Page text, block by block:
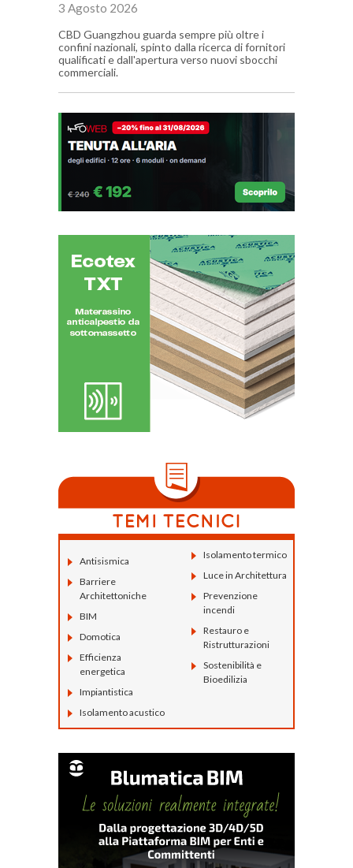
3 Agosto 2026
CBD Guangzhou guarda sempre più oltre i
confini nazionali, spinto dalla ricerca di fornitori
qualificati e dall'apertura verso nuovi sbocchi
commerciali.
Antisismica
Barriere
Architettoniche
BIM
Domotica
Efficienza
energetica
Impiantistica
Isolamento acustico
Isolamento termico
Luce in Architettura
Prevenzione
incendi
Restauro e
Ristrutturazioni
Sostenibilità e
Bioedilizia